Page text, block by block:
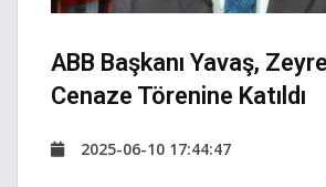
ABB Başkanı Yavaş,
Cenaze Törenine Katıldı
2025-06-10 17:44:47